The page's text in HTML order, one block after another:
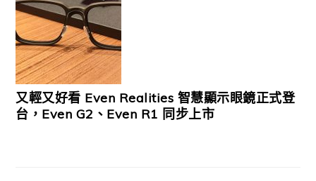
又輕又好看 Even Realities 智慧顯示眼鏡正式登
台，Even G2、Even R1 同步上市